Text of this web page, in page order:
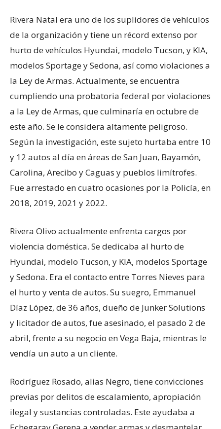
Rivera Natal era uno de los suplidores de vehículos
de la organización y tiene un récord extenso por
hurto de vehículos Hyundai, modelo Tucson, y KIA,
modelos Sportage y Sedona, así como violaciones a
la Ley de Armas. Actualmente, se encuentra
cumpliendo una probatoria federal por violaciones
a la Ley de Armas, que culminaría en octubre de
este año. Se le considera altamente peligroso.
Según la investigación, este sujeto hurtaba entre 10
y 12 autos al día en áreas de San Juan, Bayamón,
Carolina, Arecibo y Caguas y pueblos limítrofes.
Fue arrestado en cuatro ocasiones por la Policía, en
2018, 2019, 2021 y 2022.
Rivera Olivo actualmente enfrenta cargos por
violencia doméstica. Se dedicaba al hurto de
Hyundai, modelo Tucson, y KIA, modelos Sportage
y Sedona. Era el contacto entre Torres Nieves para
el hurto y venta de autos. Su suegro, Emmanuel
Díaz López, de 36 años, dueño de Junker Solutions
y licitador de autos, fue asesinado, el pasado 2 de
abril, frente a su negocio en Vega Baja, mientras le
vendía un auto a un cliente.
Rodríguez Rosado, alias Negro, tiene convicciones
previas por delitos de escalamiento, apropiación
ilegal y sustancias controladas. Este ayudaba a